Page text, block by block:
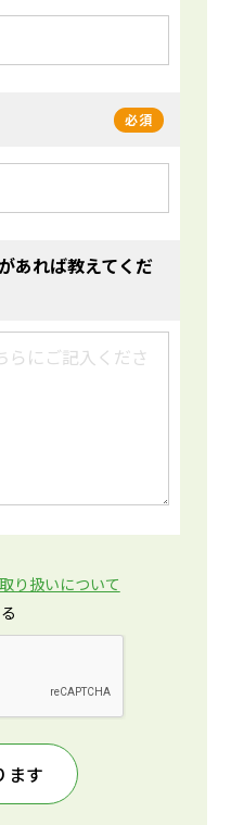
必須
あれば教えてくだ
り扱いについて
ます